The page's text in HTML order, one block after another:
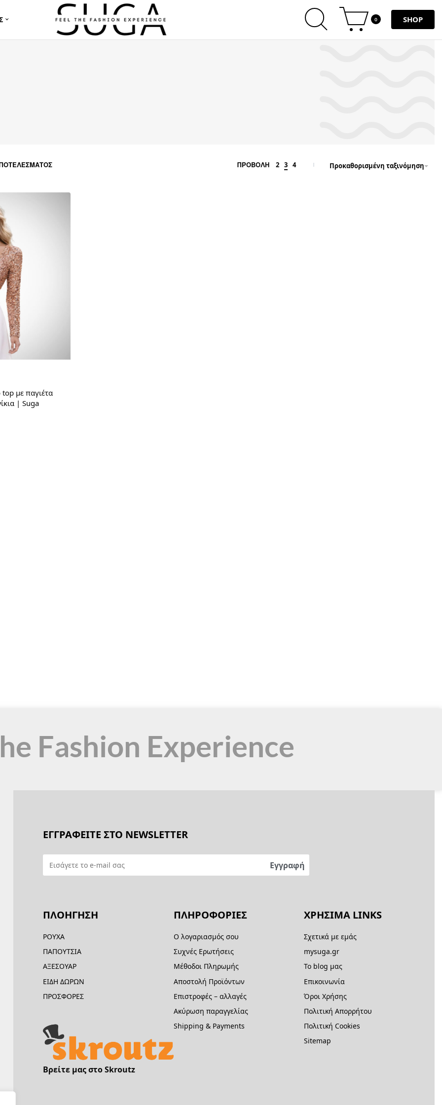
0 SHOP
ΠΡΟΒΟΛΗ 2 3 4 Προκαθορισμένη ταξινόμηση
με παγιέτα
| Suga
Fashion Experience
ΕΓΓΡΑΦΕΙΤΕ ΣΤΟ NEWSLETTER
ΠΛΟΗΓΗΣΗ
ΡΟΥΧΑ
ΠΑΠΟΥΤΣΙΑ
ΑΞΕΣΟΥΑΡ
ΕΙΔΗ ΔΩΡΩΝ
ΠΡΟΣΦΟΡΕΣ
Βρείτε μας στο Skroutz
ΠΛΗΡΟΦΟΡΙΕΣ
Ο λογαριασμός σου
Συχνές Ερωτήσεις
Μέθοδοι Πληρωμής
Αποστολή Προϊόντων
Επιστροφές – αλλαγές
Ακύρωση παραγγελίας
Shipping & Payments
ΧΡΗΣΙΜΑ LINKS
Σχετικά με εμάς
mysuga.gr
Το blog μας
Επικοινωνία
Όροι Χρήσης
Πολιτική Απορρήτου
Πολιτική Cookies
Sitemap